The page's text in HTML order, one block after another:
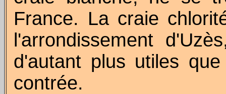
France. La craie
l'arrondissement
d'autant plus utiles
contrée.